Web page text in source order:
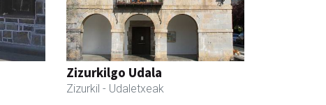
Zizurkilgo Udala
Zizurkil - Udaletxeak